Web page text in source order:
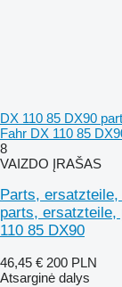
DX 110 85 DX90
Fahr DX 110 85
8
VAIZDO ĮRAŠAS
Parts,
parts, ersatzteile,
110 85 DX90
46,45 € 200 PLN
Atsarginė dalys